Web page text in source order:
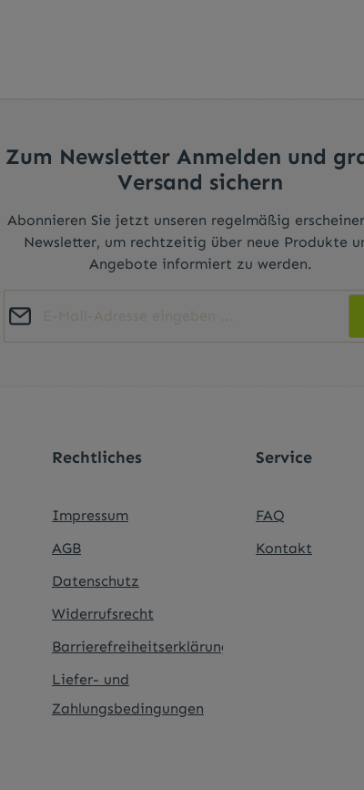
Zum Newsletter Anmelden und
Versand sichern
Abonnieren Sie jetzt unseren regelmäßig
Newsletter, um rechtzeitig über neue Produkte
Angebote informiert zu werden.
Rechtliches
Impressum
AGB
Datenschutz
Widerrufsrecht
Barrierefreiheitserklärung
Liefer- und
Zahlungsbedingungen
Service
FAQ
Kontakt